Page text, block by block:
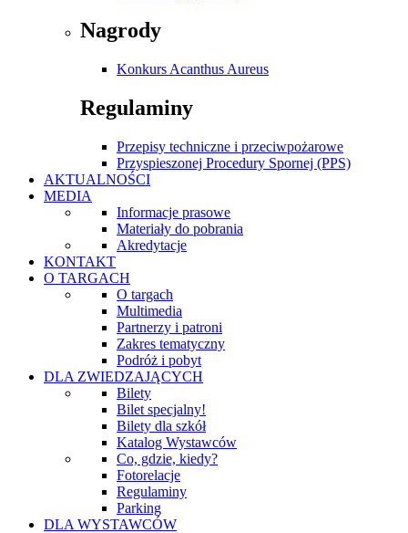
Nagrody
Konkurs Acanthus Aureus
Regulaminy
Przepisy techniczne i przeciwpożarowe
Przyspieszonej Procedury Spornej (PPS)
AKTUALNOŚCI
MEDIA
Informacje prasowe
Materiały do pobrania
Akredytacje
KONTAKT
O TARGACH
O targach
Multimedia
Partnerzy i patroni
Zakres tematyczny
Podróż i pobyt
DLA ZWIEDZAJĄCYCH
Bilety
Bilet specjalny!
Bilety dla szkół
Katalog Wystawców
Co, gdzie, kiedy?
Fotorelacje
Regulaminy
Parking
DLA WYSTAWCÓW